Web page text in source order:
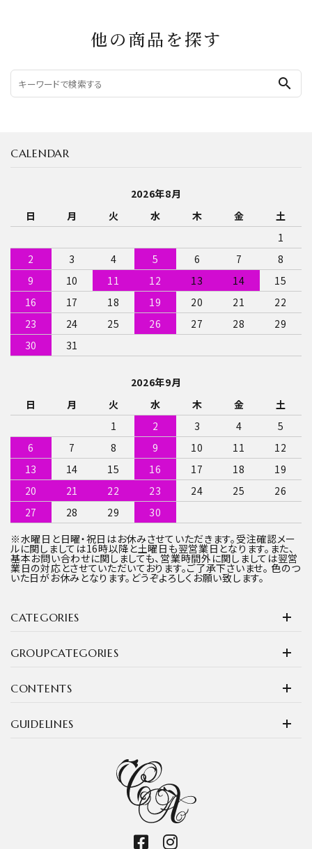
他の商品を探す
search
CATEGORIES
GROUPCATEGORIES
CONTENTS
CALENDAR
2026年8月
日
月 火 水 木 金
土
1
2
3 4 5 6 7
8
9
10 11 12 13 14
15
16
17 18 19 20 21
22
23
24 25 26 27 28
29
30
31
2026年9月
日
月 火 水 木 金
土
1
2 3 4
5
6
7 8 9 10 11
12
13
14 15 16 17 18
19
20
21 22 23 24 25
26
27
28 29
30
※水曜日と日曜・祝日はお休みさせていただきます。受注確認メー
ルに関しましては16時以降と土曜日も翌営業日となります。また、
基本お問い合わせに関しましても、営業時間外に関しましては翌営
業日の対応とさせていただいております。ご了承下さいませ。 色のつ
いた日がお休みとなります。どうぞよろしくお願い致します。
GUIDELINES